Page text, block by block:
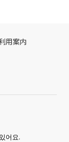
用案内
어요.